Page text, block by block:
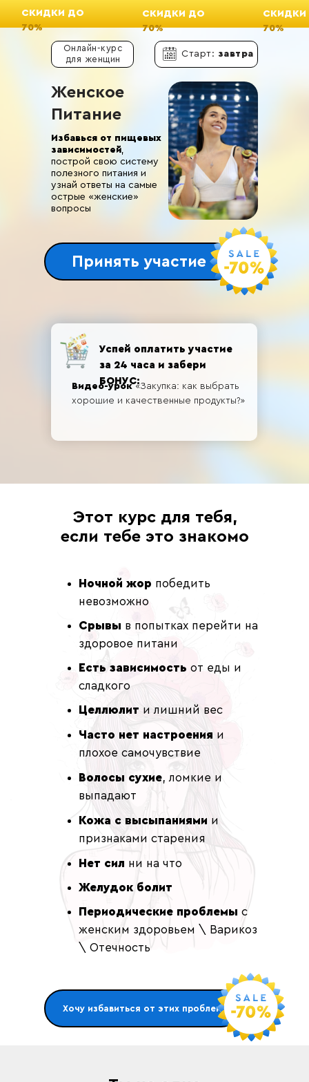
Женское
Питание
Онлайн-курс
для женщин
Избавься от пищевых
зависимостей,
построй свою систему
полезного питания и
узнай ответы на самые
острые «женские»
вопросы
Успей оплатить участие
за 24 часа и забери
БОНУС:
Старт: завтра
Принять участие
СКИДКИ ДО
70%
СКИДКИ ДО
70%
СКИДКИ
70%
Видео-урок«Закупка: как выбрать
хорошие и качественные продукты?»
Этот курс для тебя,
если тебе это знакомо
Ночной жор победить
невозможно
Срывы в попытках перейти на
здоровое питани
Целлюлит и лишний вес
Периодические проблемы с
женским здоровьем \ Варикоз
\ Отечность
Желудок болит
Нет сил ни на что
Кожа с высыпаниями и
признаками старения
Волосы сухие, ломкие и
выпадают
Часто нет настроения и
плохое самочувствие
Есть зависимость от еды и
сладкого
Хочу избавиться от этих проблем